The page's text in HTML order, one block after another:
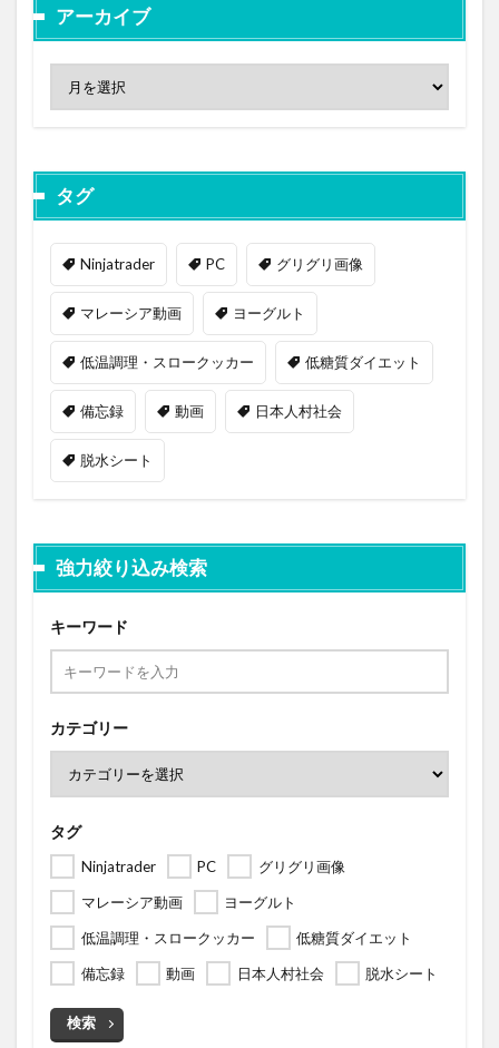
アーカイブ
タグ
Ninjatrader PC グリグリ画像
マレーシア動画 ヨーグルト
低温調理・スロークッカー 低糖質ダイエット
備忘録 動画 日本人村社会
脱水シート
強力絞り込み検索
キーワード
カテゴリー
タグ
Ninjatrader PC
グリグリ画像
マレーシア動画
ヨーグルト
低温調理・スロークッカー
低糖質ダイエット
備忘録
動画 日本人村社会 脱水シート
検索